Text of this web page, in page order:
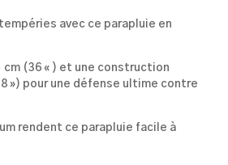
avec ce parapluie en
cm (36 « ) et une construction
») pour une défense ultime contre
rendent ce parapluie facile à